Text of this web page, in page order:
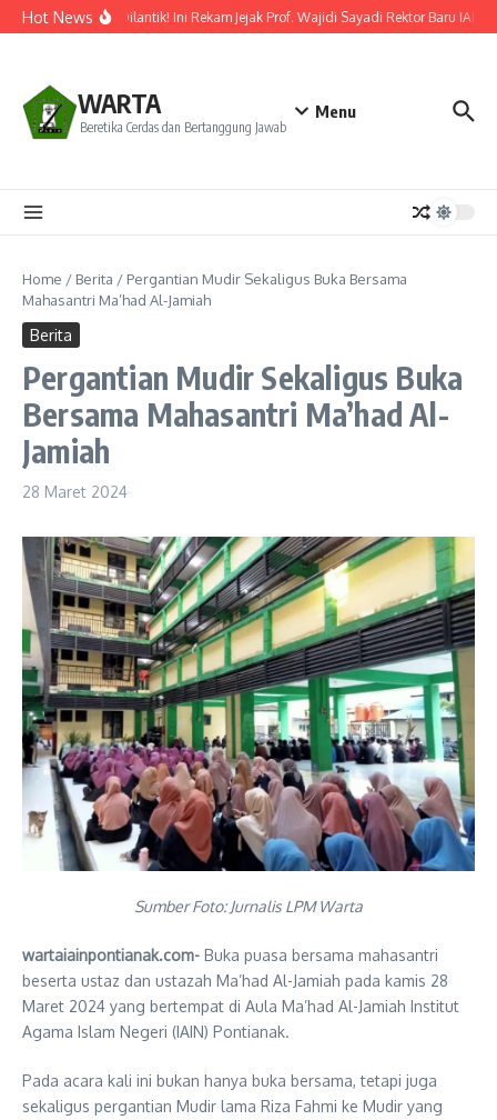
Lewati ke konten
Hot NewsResmi Dilantik! Ini Rekam Jejak Prof. Wajidi Sayadi Rektor Baru IAIN
WARTA
Beretika Cerdas dan Bertanggung Jawab
Menu
Home / Berita / Pergantian Mudir Sekaligus Buka Bersama
Mahasantri Ma’had Al-Jamiah
Berita
Pergantian Mudir Sekaligus Buka
Bersama Mahasantri Ma’had Al-
Jamiah
28 Maret 2024
Sumber Foto: Jurnalis LPM Warta
wartaiainpontianak.com- Buka puasa bersama mahasantri
beserta ustaz dan ustazah Ma’had Al-Jamiah pada kamis 28
Maret 2024 yang bertempat di Aula Ma’had Al-Jamiah Institut
Agama Islam Negeri (IAIN) Pontianak.
Pada acara kali ini bukan hanya buka bersama, tetapi juga
sekaligus pergantian Mudir lama Riza Fahmi ke Mudir yang